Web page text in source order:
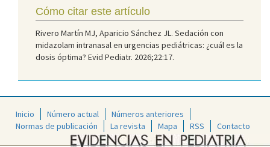
Cómo citar este artículo
Rivero Martín MJ, Aparicio Sánchez JL. Sedación con
midazolam intranasal en urgencias pediátricas: ¿cuál es la
dosis óptima? Evid Pediatr. 2026;22:17.
Inicio Número actual
Números anteriores
Normas de publicación
La revista Mapa RSS Contacto